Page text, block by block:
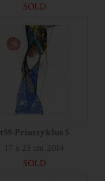
SOLD
t59-Printzyklus 5
17 x 23 cm 2014
SOLD